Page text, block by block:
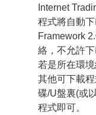
Internet
程式將自動
Framework
絡，不允許
若是所在環
其他可下載
碟/U盤裏(或
程式即可。